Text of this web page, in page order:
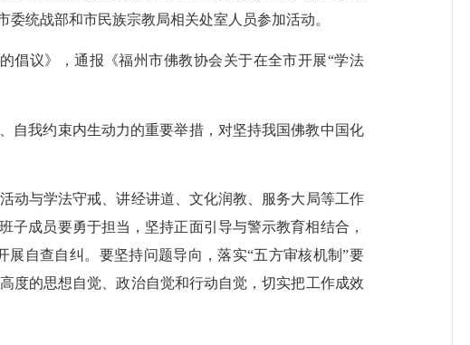
委统战部和市民族宗教局相关处室人员参加活动。
倡议》，通报《福州市佛教协会关于在全市开展“学法
自我约束内生动力的重要举措，对坚持我国佛教中国化
动与学法守戒、讲经讲道、文化润教、服务大局等工作
子成员要勇于担当，坚持正面引导与警示教育相结合，
展自查自纠。要坚持问题导向，落实“五方审核机制”要
度的思想自觉、政治自觉和行动自觉，切实把工作成效